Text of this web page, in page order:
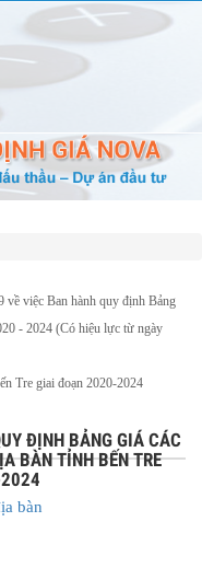
việc Ban hành quy định Bảng
- 2024 (Có hiệu lực từ ngày
Tre giai đoạn 2020-2024
ĐỊNH BẢNG GIÁ CÁC
BÀN TỈNH BẾN TRE
bàn